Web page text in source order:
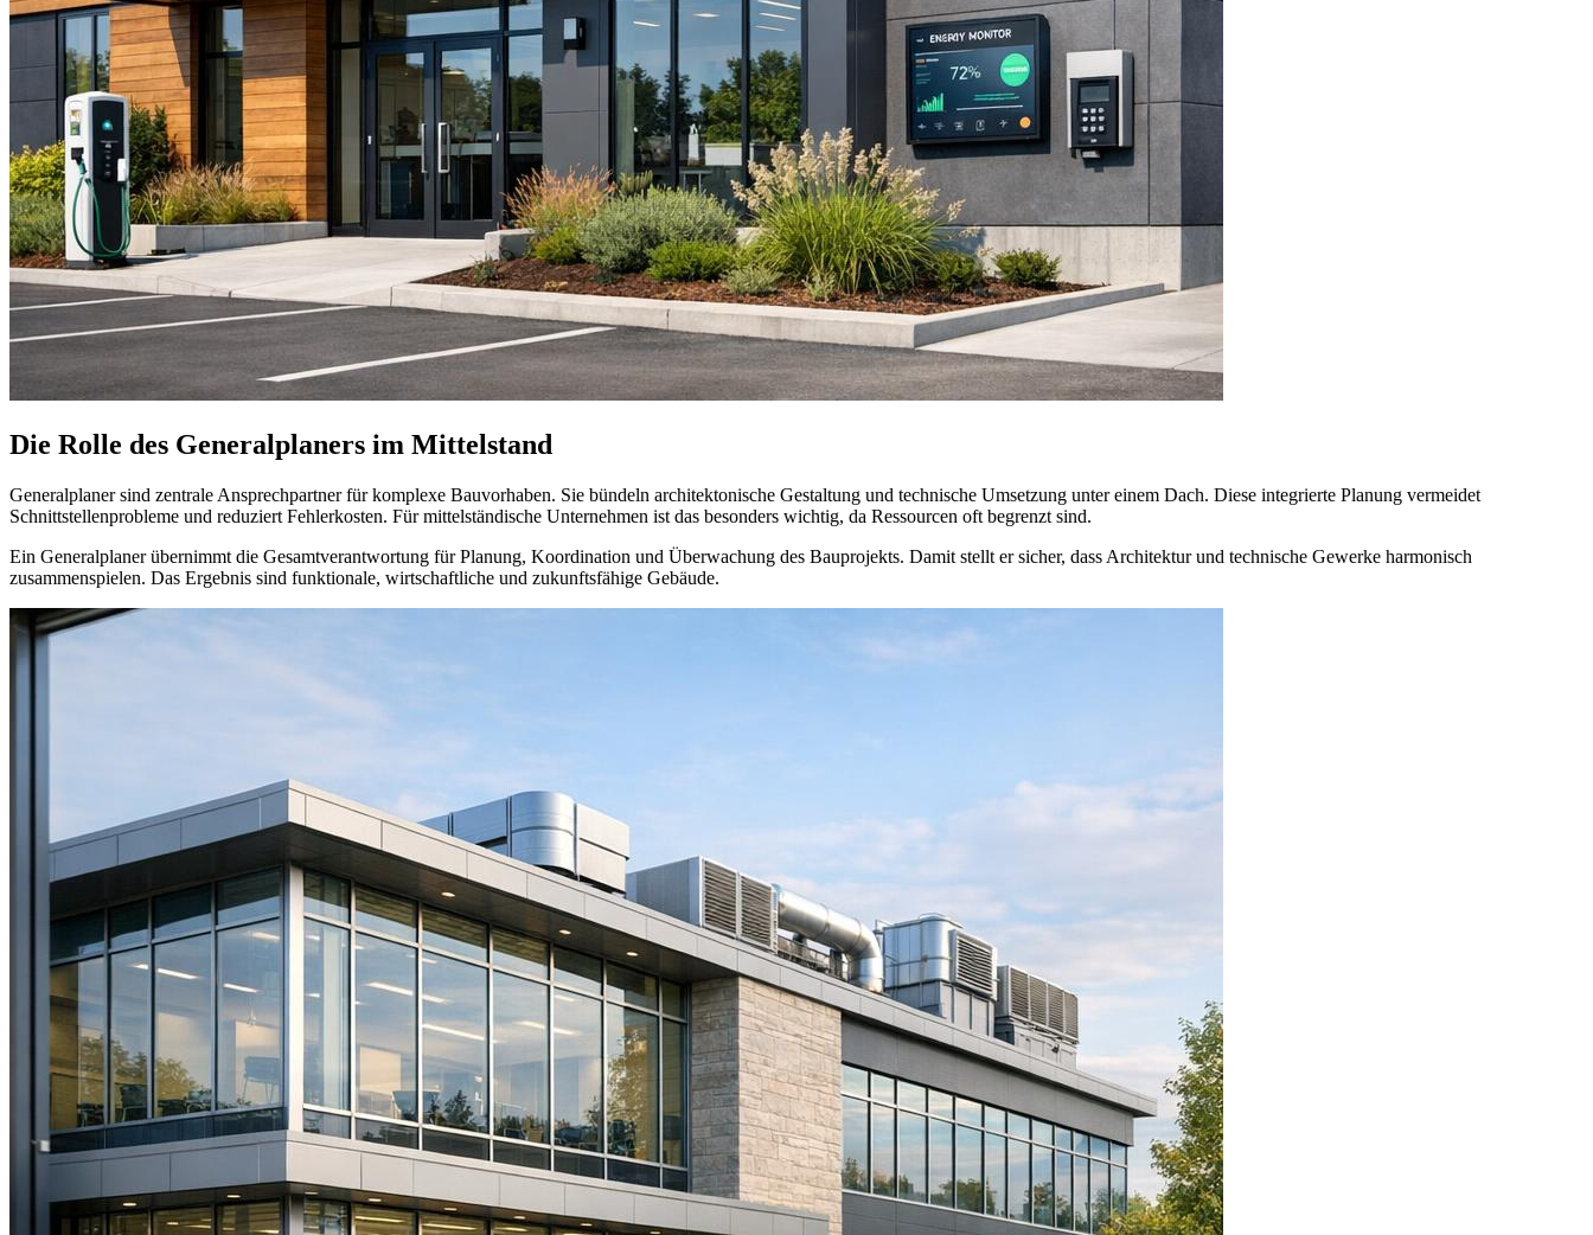
Die Rolle des Generalplaners im Mittelstand
Generalplaner sind zentrale Ansprechpartner für komplexe Bauvorhaben. Sie bündeln architektonische Gestaltung und technische Umsetzung unter einem Dach. Diese integrierte Planung vermeidet
Schnittstellenprobleme und reduziert Fehlerkosten. Für mittelständische Unternehmen ist das besonders wichtig, da Ressourcen oft begrenzt sind.
Ein Generalplaner übernimmt die Gesamtverantwortung für Planung, Koordination und Überwachung des Bauprojekts. Damit stellt er sicher, dass Architektur und technische Gewerke harmonisch
zusammenspielen. Das Ergebnis sind funktionale, wirtschaftliche und zukunftsfähige Gebäude.